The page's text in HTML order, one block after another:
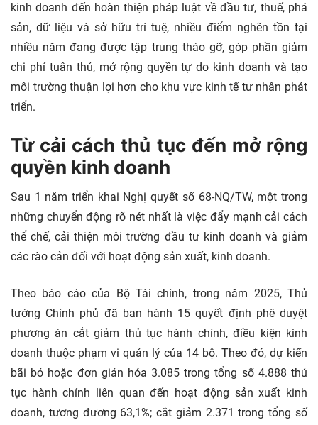
kinh doanh đến hoàn thiện pháp luật về đầu tư, thuế, phá
sản, dữ liệu và sở hữu trí tuệ, nhiều điểm nghẽn tồn tại
nhiều năm đang được tập trung tháo gỡ, góp phần giảm
chi phí tuân thủ, mở rộng quyền tự do kinh doanh và tạo
môi trường thuận lợi hơn cho khu vực kinh tế tư nhân phát
triển.
Từ cải cách thủ tục đến mở rộng
quyền kinh doanh
Sau 1 năm triển khai Nghị quyết số 68-NQ/TW, một trong
những chuyển động rõ nét nhất là việc đẩy mạnh cải cách
thể chế, cải thiện môi trường đầu tư kinh doanh và giảm
các rào cản đối với hoạt động sản xuất, kinh doanh.
Theo báo cáo của Bộ Tài chính, trong năm 2025, Thủ
tướng Chính phủ đã ban hành 15 quyết định phê duyệt
phương án cắt giảm thủ tục hành chính, điều kiện kinh
doanh thuộc phạm vi quản lý của 14 bộ. Theo đó, dự kiến
bãi bỏ hoặc đơn giản hóa 3.085 trong tổng số 4.888 thủ
tục hành chính liên quan đến hoạt động sản xuất kinh
doanh, tương đương 63,1%; cắt giảm 2.371 trong tổng số